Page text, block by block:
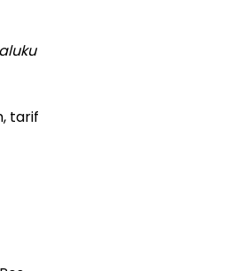
tarif